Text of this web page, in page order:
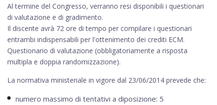
Al termine del Congresso, verranno resi disponibili i questionari
di valutazione e di gradimento.
Il discente avrà 72 ore di tempo per compilare i questionari
entrambi indispensabili per l'ottenimento dei crediti ECM.
Questionario di valutazione (obbligatoriamente a risposta
multipla e doppia randomizzazione).
La normativa ministeriale in vigore dal 23/06/2014 prevede che:
numero massimo di tentativi a diposizione: 5